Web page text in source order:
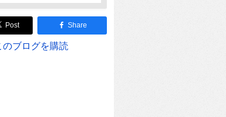
Post Share
のブログを購読